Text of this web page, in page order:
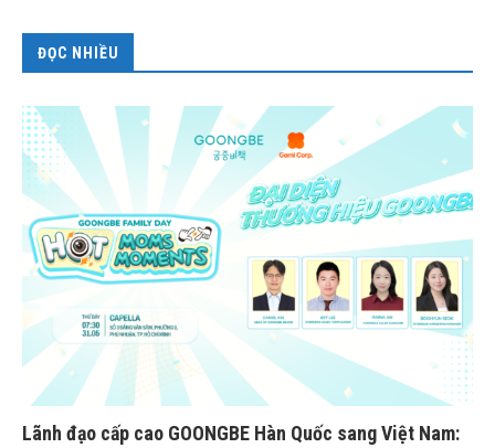
ĐỌC NHIỀU
Lãnh đạo cấp cao GOONGBE Hàn Quốc sang Việt Nam: